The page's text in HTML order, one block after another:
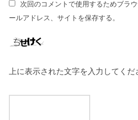
次回のコメントで使用するためブラ
ールアドレス、サイトを保存する。
上に表示された文字を入力してくだ